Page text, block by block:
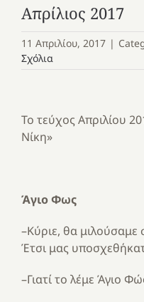
Απρίλιος 2017
11 Απριλίου, 2017 |
Σχόλια
Το τεύχος Απριλίου
Νίκη»
Άγιο Φως
–Κύριε, θα
Έτσι μας
–Γιατί το λέμε Άγιο